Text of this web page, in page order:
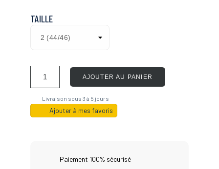
TAILLE
AJOUTER AU PANIER
Livraison sous 3 à 5 jours
Ajouter à mes favoris
Paiement 100% sécurisé